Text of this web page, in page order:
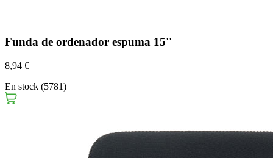
Funda de ordenador espuma 15''
8,94 €
En stock (5781)